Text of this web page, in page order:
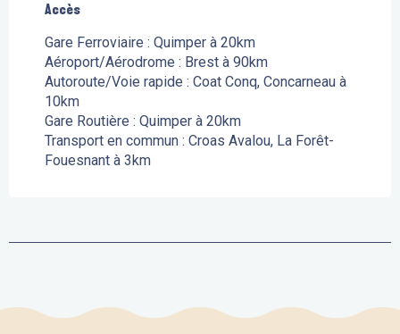
Accès
Accès
Gare Ferroviaire : Quimper à 20km
Aéroport/Aérodrome : Brest à 90km
Autoroute/Voie rapide : Coat Conq, Concarneau à
10km
Gare Routière : Quimper à 20km
Transport en commun : Croas Avalou, La Forêt-
Fouesnant à 3km